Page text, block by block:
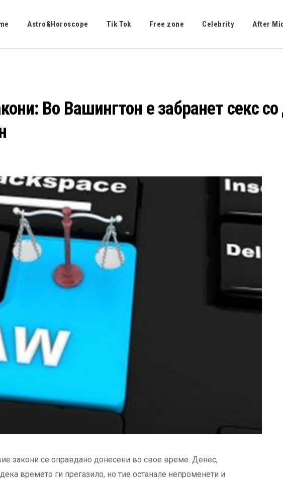
Astro&Horoscope Tik Tok Free zone Celebrity After
Во Вашингтон е забранет секс
закони се оправдано донесени во свое време. Денес,
времето ги прегазило, но тие останале непроменети и